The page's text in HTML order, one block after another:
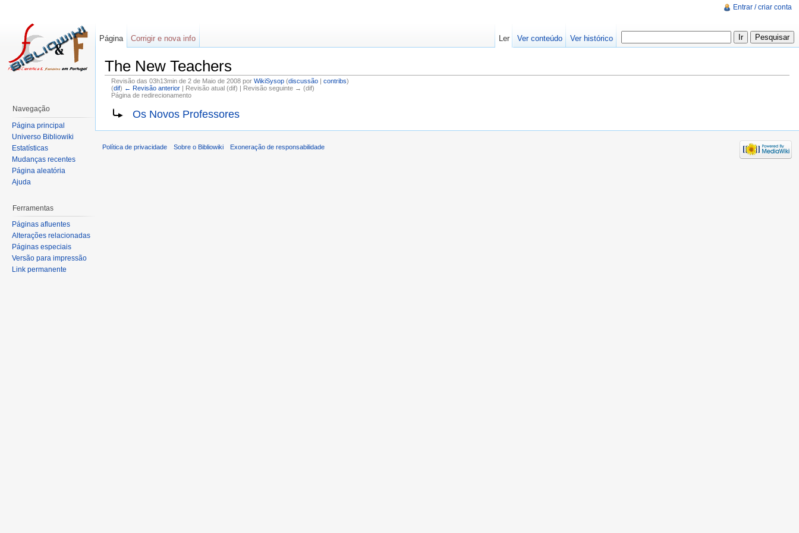
The New Teachers
Revisão das 03h13min de 2 de Maio de 2008 por WikiSysop (discussão| contribs)
(dif) ← Revisão anterior| Revisão atual (dif) | Revisão seguinte → (dif)
Página de redirecionamento
Os Novos Professores
Entrar / criar conta
Página Corrigir e nova info Ler Ver conteúdo Ver histórico
Navegação
Página principal
Universo Bibliowiki
Estatísticas
Mudanças recentes
Página aleatória
Ajuda
Ferramentas
Páginas afluentes
Alterações relacionadas
Páginas especiais
Versão para impressão
Link permanente
Política de privacidade Sobre o Bibliowiki Exoneração de responsabilidade